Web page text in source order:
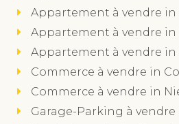
Appartement à vendre
Appartement à vendre
Appartement à vendre in
Commerce à vendre in
Commerce à vendre in
Garage-Parking à vendre